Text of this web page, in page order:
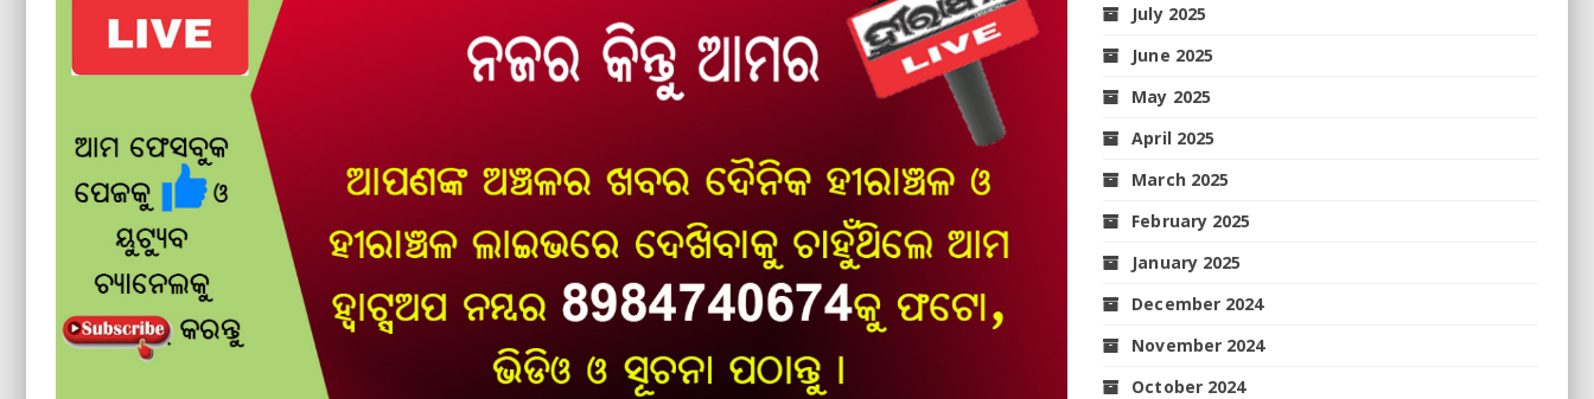
July 2025
June 2025
May 2025
April 2025
March 2025
February 2025
January 2025
December 2024
November 2024
October 2024